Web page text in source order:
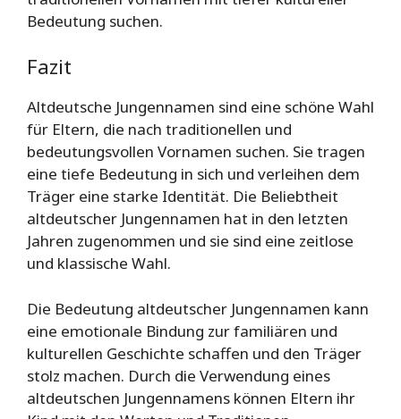
Bedeutung suchen.
Fazit
Altdeutsche Jungennamen sind eine schöne Wahl
für Eltern, die nach traditionellen und
bedeutungsvollen Vornamen suchen. Sie tragen
eine tiefe Bedeutung in sich und verleihen dem
Träger eine starke Identität. Die Beliebtheit
altdeutscher Jungennamen hat in den letzten
Jahren zugenommen und sie sind eine zeitlose
und klassische Wahl.
Die Bedeutung altdeutscher Jungennamen kann
eine emotionale Bindung zur familiären und
kulturellen Geschichte schaffen und den Träger
stolz machen. Durch die Verwendung eines
altdeutschen Jungennamens können Eltern ihr